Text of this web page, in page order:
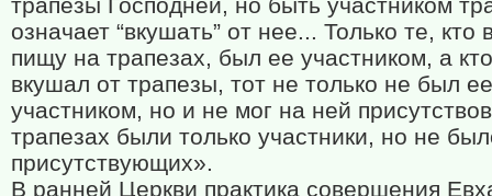
означает “вкушать” от нее... Только те, кто
пищу на трапезах, был ее участником, а
вкушал от трапезы, тот не только не был ее
участником, но и не мог на ней
трапезах были только участники, но не
присутствующих».
В ранней Церкви практика совершения